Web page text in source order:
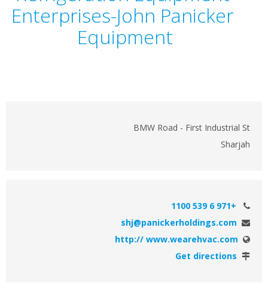
Enterprises-John Panicker
Equipment
BMW Road - First Industrial St
Sharjah
+971 6 539 1100
shj@panickerholdings.com
http:// www.wearehvac.com
Get directions